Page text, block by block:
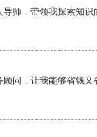
师，带领我探索知识
问，让我能够省钱又